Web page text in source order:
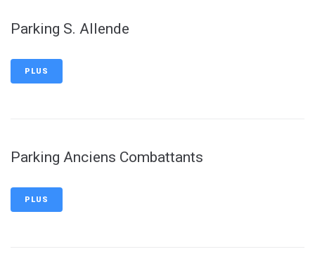
Parking S. Allende
PLUS
Parking Anciens Combattants
PLUS